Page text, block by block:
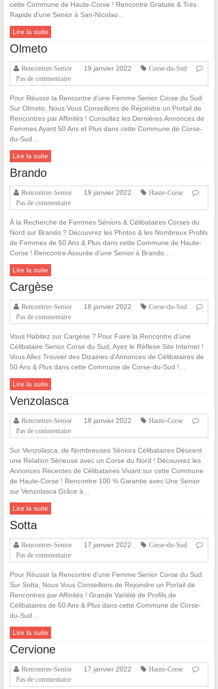
cette Commune de Haute-Corse ! Rencontre Gratuite & Très
Rapide d’une Senior à San-Nicolao…
Lire la suite
Olmeto
Rencontrer-Senior 19 janvier 2022
Corse-du-Sud
Pas de commentaire
Pour Réussir la Rencontre d’une Femme Senior Corse du Sud
Sur Olmeto, Nous Vous Conseillons de Rejoindre un Portail de
Rencontres par Affinités ! Consultez les Dernières Annonces de
Femmes Ayant 50 Ans et Plus dans cette Commune de Corse-
du-Sud…
Lire la suite
Brando
Rencontrer-Senior 19 janvier 2022
Haute-Corse
Pas de commentaire
À la Recherche de Femmes Séniors & Célibataires Corses du
Nord sur Brando ? Découvrez les Photos & les Nombreux Profils
de Femmes de 50 Ans & Plus dans cette Commune de Haute-
Corse ! Rencontre Assurée d’une Senior à Brando…
Lire la suite
Cargèse
Rencontrer-Senior 18 janvier 2022
Corse-du-Sud
Pas de commentaire
Vous Habitez sur Cargèse ? Pour Faire la Rencontre d’une
Célibataire Senior Corse du Sud, Ayez le Réflexe Site Internet !
Vous Allez Trouver des Dizaines d’Annonces de Célibataires de
50 Ans & Plus dans cette Commune de Corse-du-Sud !…
Lire la suite
Venzolasca
Rencontrer-Senior 18 janvier 2022
Haute-Corse
Pas de commentaire
Sur Venzolasca, de Nombreuses Séniors Célibataires Désirent
une Relation Sérieuse avec un Corse du Nord ! Découvrez les
Annonces Récentes de Célibataires Vivant sur cette Commune
de Haute-Corse ! Rencontre 100 % Garantie avec Une Senior
sur Venzolasca Grâce à…
Lire la suite
Sotta
Rencontrer-Senior 17 janvier 2022
Corse-du-Sud
Pas de commentaire
Pour Réussir la Rencontre d’une Femme Senior Corse du Sud
Sur Sotta, Nous Vous Conseillons de Rejoindre un Portail de
Rencontres par Affinités ! Grande Variété de Profils de
Célibataires de 50 Ans & Plus dans cette Commune de Corse-
du-Sud…
Lire la suite
Cervione
Rencontrer-Senior 17 janvier 2022
Haute-Corse
Pas de commentaire